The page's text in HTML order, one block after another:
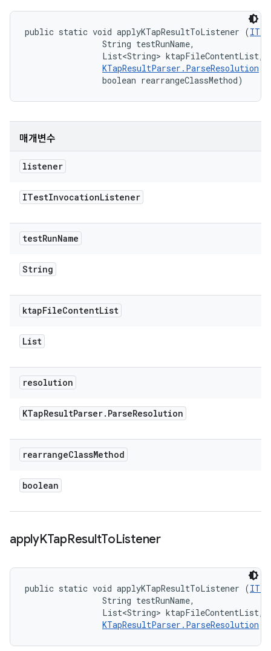
public static void applyKTapResultToListener (
                String testRunName,
                List<String> ktapFileContentList,
KTapResultParser.ParseResolution
                boolean rearrangeClassMethod)
매개변수
listener
ITestInvocationListener
testRunName
String
ktapFileContentList
List
resolution
KTapResultParser. ParseResolution
rearrangeClassMethod
boolean
applyKTapResultToListener
public static void applyKTapResultToListener (
                String testRunName,
                List<String> ktapFileContentList,
KTapResultParser.ParseResolution